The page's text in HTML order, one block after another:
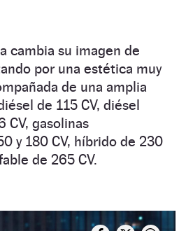
cambia su imagen de
por una estética muy
de una amplia
de 115 CV, diésel
CV, gasolinas
y 180 CV, híbrido de 230
de 265 CV.